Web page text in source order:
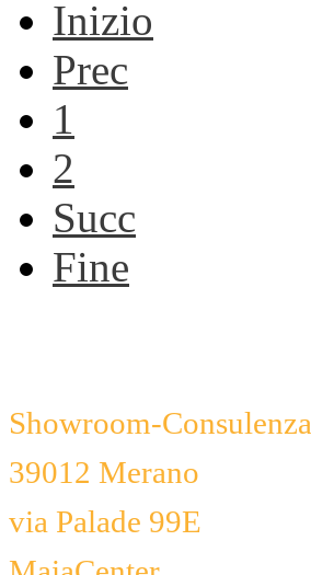
Inizio
Prec
1
2
Succ
Fine
Showroom-Consulenza
39012 Merano
via Palade 99E